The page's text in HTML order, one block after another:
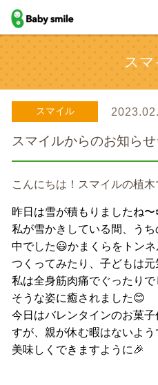
baby smile
ス
スマイル
スマイルからのお知ら
こんにちは！スマイルの植木
昨日は雪が積もりましたね
私が雪かきしている間、う
中でした😃かまくらをトン
つくってみたり、子どもは
私は全身筋肉痛でぐったり
そうな姿に癒されました😊
今日はバレンタインのお菓
すが、親が休む暇はないよう
美味しくできますように🎉